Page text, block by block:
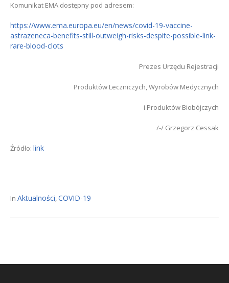
Komunikat EMA dostępny pod adresem:
https://www.ema.europa.eu/en/news/covid-19-vaccine-
astrazeneca-benefits-still-outweigh-risks-despite-possible-link-
rare-blood-clots
Prezes Urzędu Rejestracji
Produktów Leczniczych, Wyrobów Medycznych
i Produktów Biobójczych
/-/ Grzegorz Cessak
Źródło: link
In Aktualności,COVID-19